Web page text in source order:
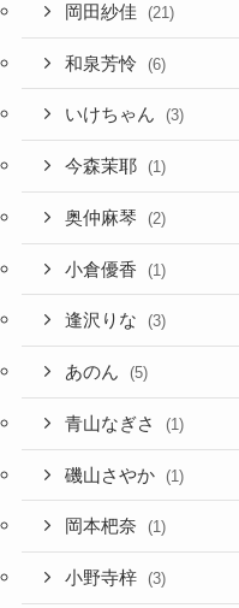
岡田紗佳 (21)
和泉芳怜 (6)
いけちゃん (3)
今森茉耶 (1)
奥仲麻琴 (2)
小倉優香 (1)
逢沢りな (3)
あのん (5)
青山なぎさ (1)
磯山さやか (1)
岡本杷奈 (1)
小野寺梓 (3)